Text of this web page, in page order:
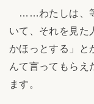
……わたしは、等
いて、それを見た
かほっとする」と
んて言ってもらえ
ます。